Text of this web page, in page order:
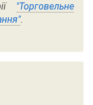
"Торговельне
.